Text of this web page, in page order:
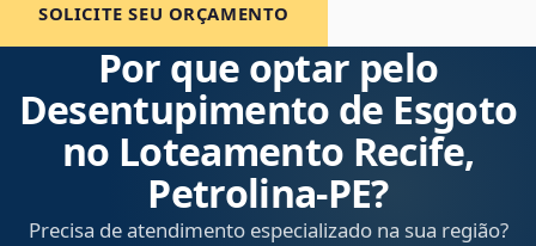
SOLICITE SEU ORÇAMENTO
Por que optar pelo
Desentupimento de Esgoto
no Loteamento Recife,
Petrolina‑PE?
Precisa de atendimento especializado na sua região?